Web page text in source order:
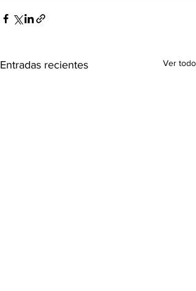
Entradas recientes Ver todo